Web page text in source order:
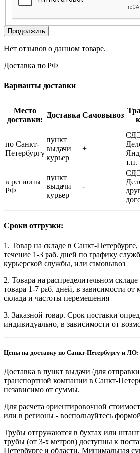
Продолжить
Нет отзывов о данном товаре.
Доставка по РФ
Варианты доставки
Место
доставки:
Доставка Самовывоз
по Санкт-
Петербургу
пункт
выдачи
курьер
+
т.п.
в регионы
РФ
пункт
выдачи
курьер
-
Сроки отгрузки:
1. Товар на складе в Санкт-
течение 1-3 раб. дней по графику
курьерской службы, или самовывоз
2. Товара на распределительном складе
товара 1-7 раб. дней, в зависимости от
склада и частоты перемещения
3. Заказной товар. Срок поставки
индивидуально, в зависимости от
Цены на доставку по Санкт-Петербургу и ЛО:
Доставка в пункт выдачи (для
транспортной компании в Санкт-
независимо от суммы.
Для расчета ориентировочной
или в регионы - воспользуйтесь
Трубы отгружаются в бухтах или
трубы (от 3-х метров) доступны к
Петербурге и области. Минимальная